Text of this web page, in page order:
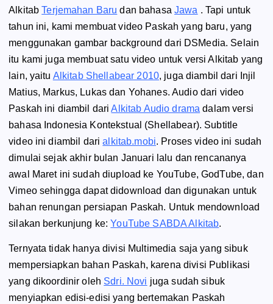
AlkitabTerjemahan Baru dan bahasaJawa . Tapi untuk
tahun ini, kami membuat video Paskah yang baru, yang
menggunakan gambar background dari DSMedia. Selain
itu kami juga membuat satu video untuk versi Alkitab yang
lain, yaitu Alkitab Shellabear 2010, juga diambil dari Injil
Matius, Markus, Lukas dan Yohanes. Audio dari video
Paskah ini diambil dariAlkitab Audio drama dalam versi
bahasa Indonesia Kontekstual (Shellabear). Subtitle
video ini diambil darialkitab.mobi. Proses video ini sudah
dimulai sejak akhir bulan Januari lalu dan rencananya
awal Maret ini sudah diupload ke YouTube, GodTube, dan
Vimeo sehingga dapat didownload dan digunakan untuk
bahan renungan persiapan Paskah. Untuk mendownload
silakan berkunjung ke:YouTube SABDA Alkitab.
Ternyata tidak hanya divisi Multimedia saja yang sibuk
mempersiapkan bahan Paskah, karena divisi Publikasi
yang dikoordinir oleh Sdri. Novi juga sudah sibuk
menyiapkan edisi-edisi yang bertemakan Paskah